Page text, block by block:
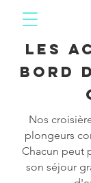
les
BORD
Nos
plongeurs
Chacun peut
son séjour